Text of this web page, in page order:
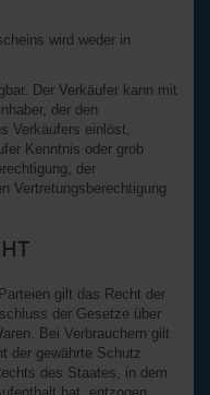
wird weder in
Der Verkäufer kann mit
der den
Verkäufers einlöst,
Kenntnis oder grob
der
Vertretungsberechtigung
gilt das Recht der
der Gesetze über
Bei Verbrauchern gilt
der gewährte Schutz
des Staates, in dem